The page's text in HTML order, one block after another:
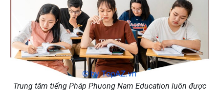
Trung tâm tiếng Pháp Phuong Nam Education luôn được